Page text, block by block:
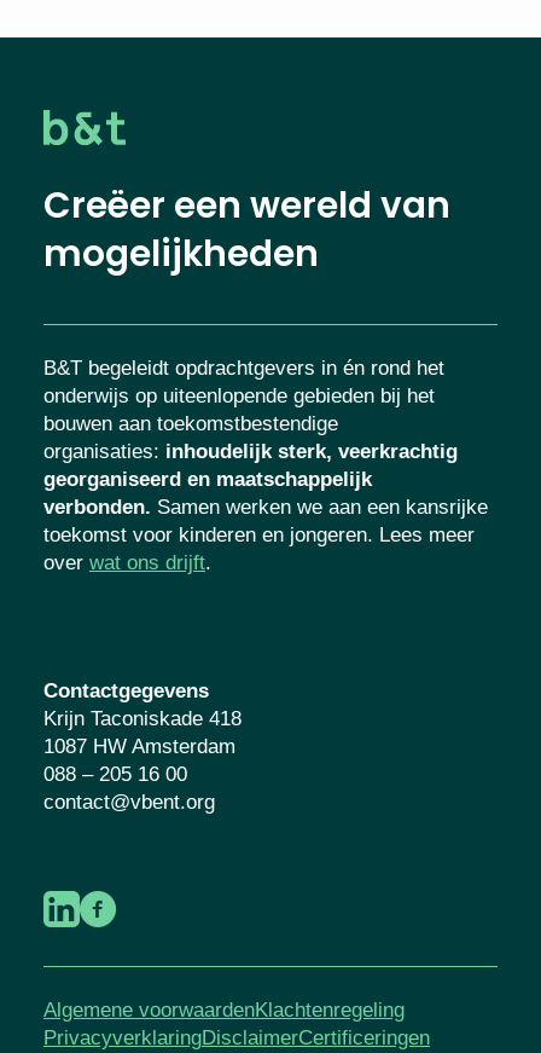
Creëer een wereld van
mogelijkheden
B&T begeleidt opdrachtgevers in én rond het
onderwijs op uiteenlopende gebieden bij het
bouwen aan toekomstbestendige
organisaties: inhoudelijk sterk, veerkrachtig
georganiseerd en maatschappelijk
verbonden. Samen werken we aan een
kansrijke toekomst voor kinderen en
jongeren. Lees meer over
Contactgegevens
Krijn Taconiskade 418
1087 HW Amsterdam
088 – 205 16 00
contact@vbent.org
Algemene voorwaardenKlachtenregeling